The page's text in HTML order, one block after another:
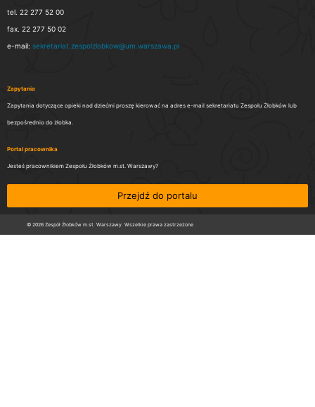
tel. 22 277 52 00
fax. 22 277 50 02
e-mail: sekretariat.zespolzlobkow@um.warszawa.pl
Zapytania
Zapytania dotyczące opieki nad dziećmi proszę kierować na adres e-mail sekretariatu Zespołu Żłobków lub
bezpośrednio do żłobka.
Portal pracownika
Jesteś pracownikiem Zespołu Żłobków m.st. Warszawy?
Przejdź do portalu
© 2026 Zespół Żłobków m.st. Warszawy. Wszelkie prawa zastrzeżone